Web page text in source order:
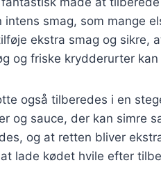
smag, som mange
ekstra smag og sikre,
og friske krydderurter
også tilberedes i en
og sauce, der kan simre
og at retten bliver
lade kødet hvile efter